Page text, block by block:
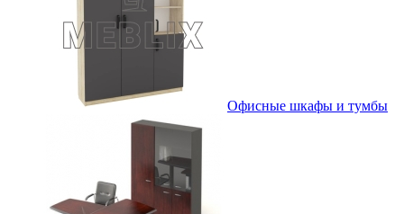
Офисные шкафы и тумбы